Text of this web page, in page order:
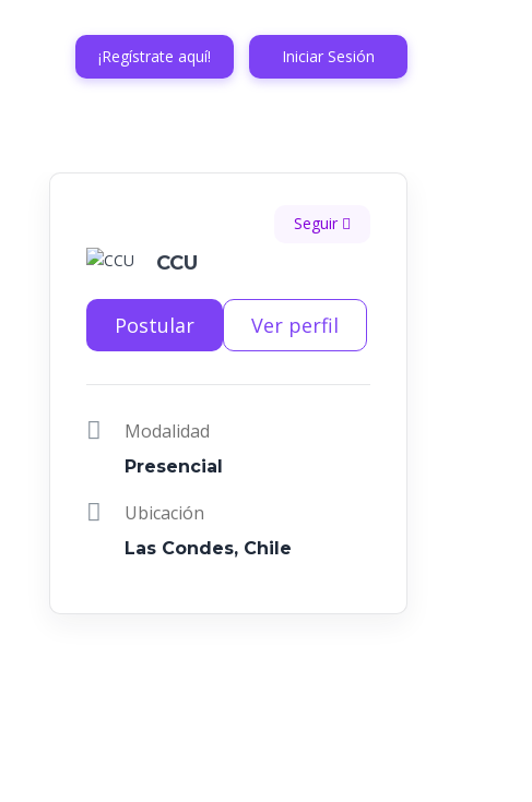
¡Regístrate aquí! Iniciar Sesión
Seguir
CCU
Postular Ver perfil
Modalidad
Presencial
Ubicación
Las Condes, Chile